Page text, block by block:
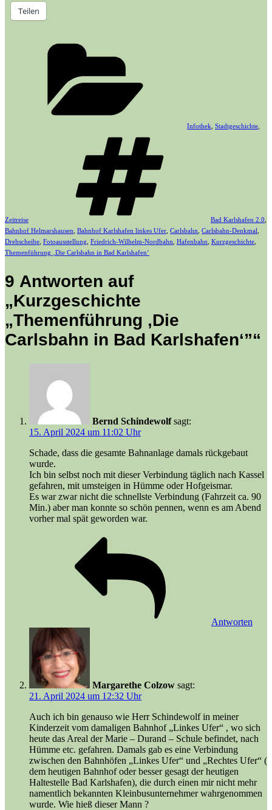
Teilen
Infothek, Stadtgeschichte,
Zeitreise Bad Karlshafen 2.0,
Bahnhof Helmarshausen, Bahnhof Karlshafen linkes Ufer, Carlsbahn, Carlsbahn-Denkmal,
Drehscheibe, Fotoausstellung, Friedrich-Wilhelm-Nordbahn, Hafenbahn, Kurzgeschichte,
Themenführung ‚Die Carlsbahn in Bad Karlshafen‘
9 Antworten auf
„Kurzgeschichte
„Themenführung ‚Die
Carlsbahn in Bad Karlshafen‘”“
Bernd Schindewolf sagt:
15. April 2024 um 11:02 Uhr
Schade, dass die gesamte Bahnanlage damals rückgebaut
wurde.
Ich bin selbst noch mit dieser Verbindung täglich nach Kassel
gefahren, mit umsteigen in Hümme oder Hofgeismar.
Es war zwar nicht die schnellste Verbindung (Fahrzeit ca. 90
Min.) aber man konnte so schön pennen, wenn es am Abend
vorher mal spät geworden war.
Antworten
Margarethe Colzow sagt:
21. April 2024 um 12:32 Uhr
Auch ich bin genauso wie Herr Schindewolf in meiner
Kinderzeit vom damaligen Bahnhof „Linkes Ufer“ , wo sich
heute das Areal der Marie – Durand – Schule befindet, nach
Hümme etc. gefahren. Damals gab es eine Verbindung
zwischen den Bahnhöfen „Linkes Ufer“ und „Rechtes Ufer“ (
dem heutigen Bahnhof oder besser gesagt der heutigen
Haltestelle Bad Karlshafen), die durch einen mir nicht mehr
namentlich bekannten Kleinbusunternehmer wahrgenommen
wurde. Wie hieß dieser Mann ?